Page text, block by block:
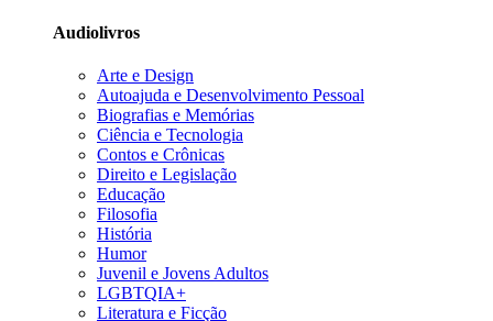
Audiolivros
Arte e Design
Autoajuda e Desenvolvimento Pessoal
Biografias e Memórias
Ciência e Tecnologia
Contos e Crônicas
Direito e Legislação
Educação
Filosofia
História
Humor
Juvenil e Jovens Adultos
LGBTQIA+
Literatura e Ficção